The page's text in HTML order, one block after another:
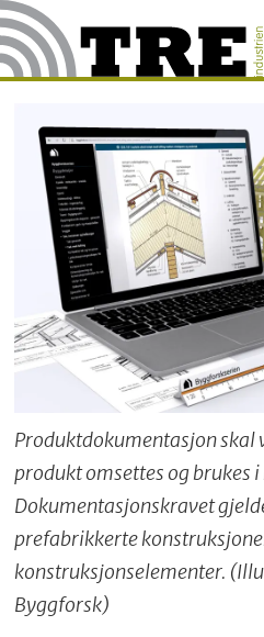
Produktdokumentasjon
produkt omsettes og brukes
Dokumentasjonskravet
prefabrikkerte
konstruksjonselementer.
Byggforsk)